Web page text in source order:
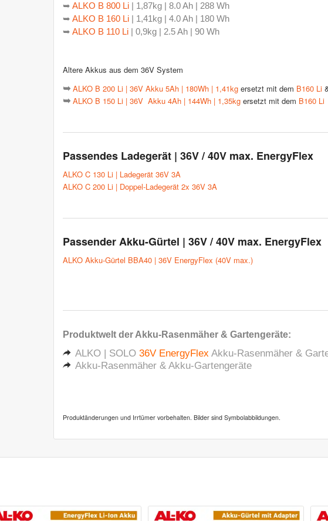
➥ ALKO B 800 Li
| 1,87kg | 8.0 Ah | 288 Wh
➥ ALKO B 160 Li
| 1,41kg | 4.0 Ah | 180 Wh
➥ ALKO B 110 Li | 0,9kg | 2.5 Ah | 90 Wh
Altere Akkus aus dem 36V System
➥ ALKO B 200 Li | 36V Akku 5Ah | 180Wh | 1,41kg ersetzt mit dem B160 Li
➥ ALKO B 150 Li | 36V Akku 4Ah | 144Wh | 1,35kg ersetzt mit dem B160 Li
Passendes Ladegerät | 36V / 40V max. EnergyFlex
ALKO C 130 Li | Ladegerät 36V 3A
ALKO C 200 Li | Doppel-Ladegerät 2x 36V 3A
Passender Akku-Gürtel | 36V / 40V max. EnergyFlex
ALKO Akku-Gürtel BBA40 | 36V EnergyFlex (40V max.)
Produktwelt derAkku-Rasenmäher & Gartengeräte:
ALKO | SOLO 36V EnergyFlex Akku-Rasenmäher &
Akku-Rasenmäher & Akku-Gartengeräte
Produktänderungen und Irrtümer vorbehalten. Bilder sind Symbolabbildungen.